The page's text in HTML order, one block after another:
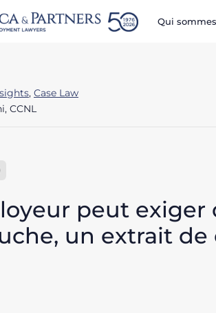
Qui
, Case Law
CCNL
peut
un extrait de